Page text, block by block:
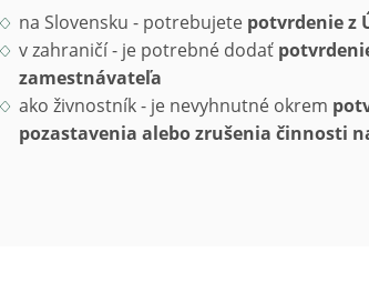
na Slovensku - potrebujete potvrdenie z
v zahraničí - je potrebné dodať
zamestnávateľa
ako živnostník - je nevyhnutné okrem
pozastavenia alebo zrušenia činnosti